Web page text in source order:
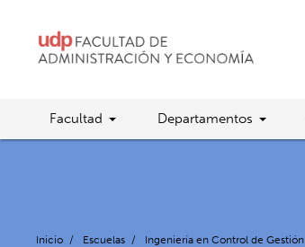
Facultad Departamentos
Inicio / Escuelas / Ingeniería en Control de Gestión